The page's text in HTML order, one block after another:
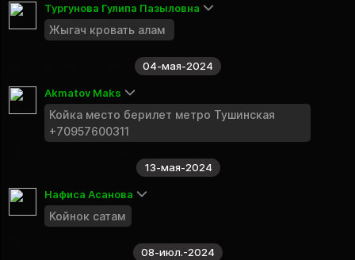
Такси Кыргызстанга.
Публичная группа
Медициналык жардам
Комната берем
Публичная группа
Грузоперевозки KG
Публичная группа
08-июл.-2024
13-мая-2024
Нафиса Асанова
Койнок сатам
04-мая-2024
Akmatov Maks
Койка место берилет метро Тушинская
+70957600311
Тургунова Гулипа Пазыловна
Жыгач кровать алам